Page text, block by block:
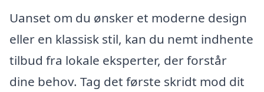
Uanset om du ønsker et moderne design
eller en klassisk stil, kan du nemt indhente
tilbud fra lokale eksperter, der forstår
dine behov. Tag det første skridt mod dit